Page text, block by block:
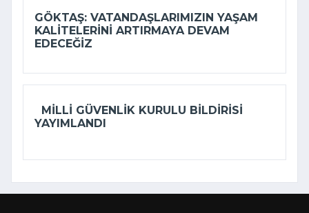
GÖKTAŞ: VATANDAŞLARIMIZIN YAŞAM
KALITELERINI ARTIRMAYA DEVAM
EDECEĞIZ
MILLI GÜVENLIK KURULU BILDIRISI
YAYIMLANDI